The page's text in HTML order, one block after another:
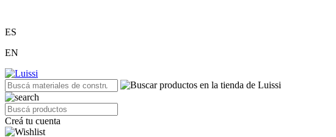
ES
EN
Creá tu cuenta